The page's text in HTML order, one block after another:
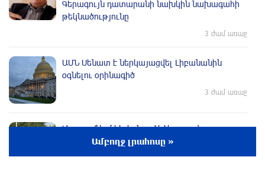
Գերագույն դատարանի նախկին նախագահի
թեկնածությունը
3 ժամ առաջ
ԱՄՆ Սենատ է ներկայացվել Լիբանանին
օգնելու օրինագիծ
3 ժամ առաջ
Մարտաֆիլմ հիշեցնող ծեծկռտուք՝
Արարատում. Դաշտավանում կան 10-ից ավելի
Ամբողջ լրահոսը »